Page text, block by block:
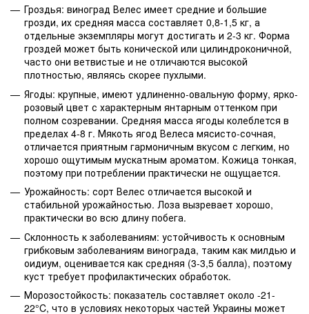
Гроздья: виноград Велес имеет средние и большие
грозди, их средняя масса составляет 0,8-1,5 кг, а
отдельные экземпляры могут достигать и 2-3 кг. Форма
гроздей может быть конической или цилиндроконичной,
часто они ветвистые и не отличаются высокой
плотностью, являясь скорее пухлыми.
Ягоды: крупные, имеют удлиненно-овальную форму, ярко-
розовый цвет с характерным янтарным оттенком при
полном созревании. Средняя масса ягоды колеблется в
пределах 4-8 г. Мякоть ягод Велеса мясисто-сочная,
отличается приятным гармоничным вкусом с легким, но
хорошо ощутимым мускатным ароматом. Кожица тонкая,
поэтому при потреблении практически не ощущается.
Урожайность: сорт Велес отличается высокой и
стабильной урожайностью. Лоза вызревает хорошо,
практически во всю длину побега.
Склонность к заболеваниям: устойчивость к основным
грибковым заболеваниям винограда, таким как милдью и
оидиум, оценивается как средняя (3-3,5 балла), поэтому
куст требует профилактических обработок.
Морозостойкость: показатель составляет около -21-
22°C, что в условиях некоторых частей Украины может